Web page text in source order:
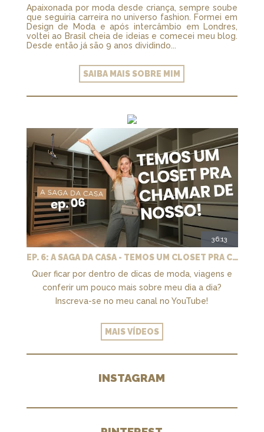
Apaixonada por moda desde criança, sempre soube
que seguiria carreira no universo fashion. Formei em
Design de Moda e após intercâmbio em Londres,
voltei ao Brasil cheia de ideias e comecei meu blog.
Desde então já são 9 anos dividindo...
SAIBA MAIS SOBRE MIM
36:13
EP. 6: A SAGA DA CASA - TEMOS UM CLOSET PRA CHAMAR DE NOSSO + MARCENARIA E PAISAGISMO
Quer ficar por dentro de dicas de moda, viagens e
conferir um pouco mais sobre meu dia a dia?
Inscreva-se no meu canal no YouTube!
MAIS VÍDEOS
INSTAGRAM